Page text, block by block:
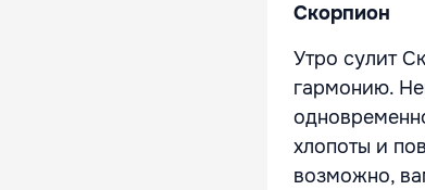
Скорпион
Утро сулит
гармонию.
хлопоты и
возможно,